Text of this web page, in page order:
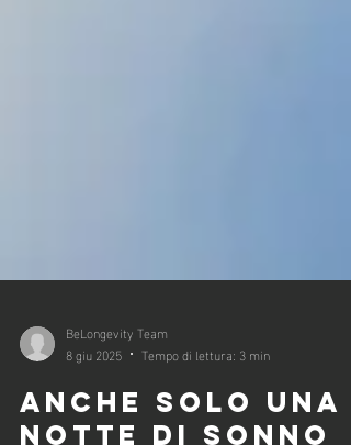
BeLongevity Team
8 giu 2025
Tempo di lettura: 3 min